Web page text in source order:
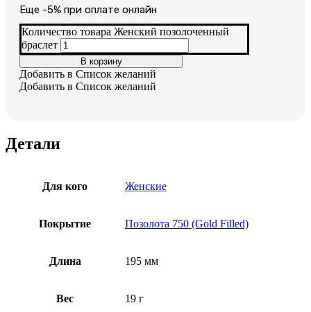
Еще -5% при оплате онлайн
Количество товара Женский позолоченный
браслет
В корзину
Добавить в Список желаний
Добавить в Список желаний
Детали
Для кого Женские
Покрытие Позолота 750 (Gold Filled)
Длина 195 мм
Вес 19 г